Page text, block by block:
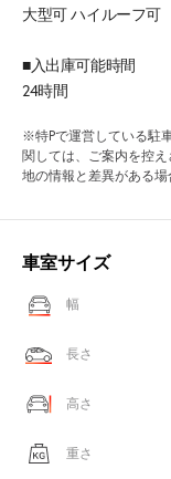
大型可 ハイルーフ可
■入出庫可能時間
24時間
※特Pで運営している駐
関しては、ご案内を控
地の情報と差異がある場
車室サイズ
幅
長さ
高さ
重さ